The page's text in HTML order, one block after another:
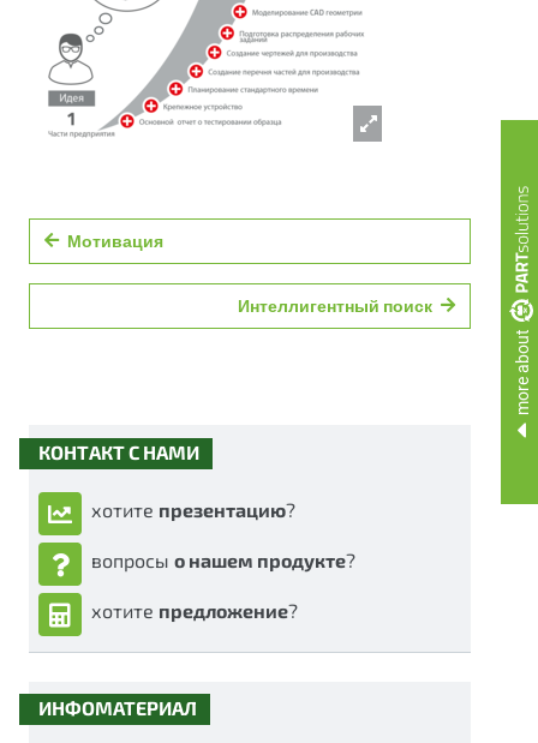
more about
Мотивация
Интеллигентный поиск
КОНТАКТ С НАМИ
хотите презентацию?
вопросы о нашем продукте?
хотите предложение?
ИНФОМАТЕРИАЛ